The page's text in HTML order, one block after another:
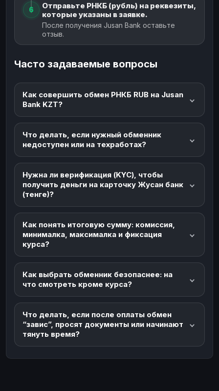
6
Отправьте РНКБ (рубль) на реквезиты,
которые указаны в заявке.
После получения Jusan Bank оставьте
отзыв.
Часто задаваемые вопросы
Как совершить обмен РНКБ RUB на Jusan
Bank KZT?
Что делать, если нужный обменник
недоступен или на техработах?
Нужна ли верификация (KYC), чтобы
получить деньги на карточку Жусан банк
(тенге)?
Как понять итоговую сумму: комиссия,
минималка, максималка и фиксация
курса?
Как выбрать обменник безопаснее: на
что смотреть кроме курса?
Что делать, если после оплаты обмен
“завис”, просят документы или начинают
тянуть время?